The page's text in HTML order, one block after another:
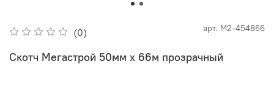
(0) арт. M2-454866
Скотч Мегастрой 50мм х 66м прозрачный